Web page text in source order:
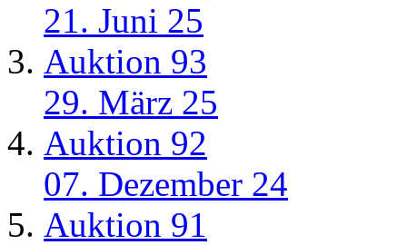
21. Juni 25
Auktion 93
29. März 25
Auktion 92
07. Dezember 24
Auktion 91